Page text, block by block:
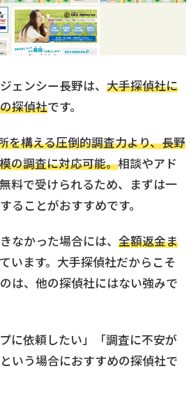
ェンシー長野は、 大手探偵社に
探偵社です。
を構える圧倒的調査力より、長野
の調査に対応可能。相談やアド
料で受けられるため、まずは一
ることがおすすめです。
なかった場合には、 全額返金ま
います。大手探偵社だからこそ
は、他の探偵社にはない強みで
に依頼したい」「調査に不安が
いう場合におすすめの探偵社で